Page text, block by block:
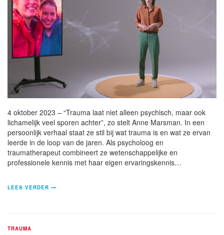
4 oktober 2023 – “Trauma laat niet alleen psychisch, maar ook
lichamelijk veel sporen achter”, zo stelt Anne Marsman. In een
persoonlijk verhaal staat ze stil bij wat trauma is en wat ze ervan
leerde in de loop van de jaren. Als psycholoog en
traumatherapeut combineert ze wetenschappelijke en
professionele kennis met haar eigen ervaringskennis…
LEES VERDER
TRAUMA